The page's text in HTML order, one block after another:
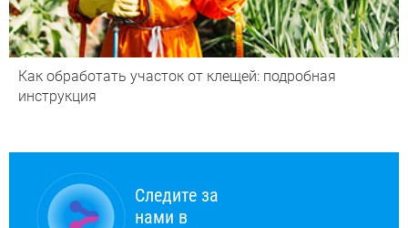
Как обработать участок от клещей: подробная
инструкция
Следите за
нами в